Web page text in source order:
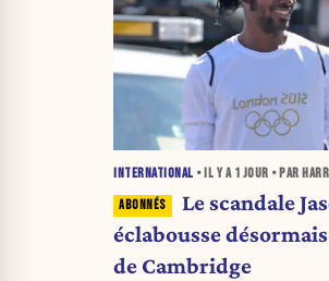
INTERNATIONAL • IL Y A 1 JOUR • PAR
Le scandale
éclabousse
de Cambridge